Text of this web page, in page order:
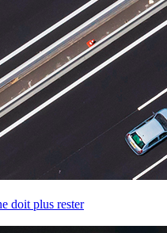
doit plus rester